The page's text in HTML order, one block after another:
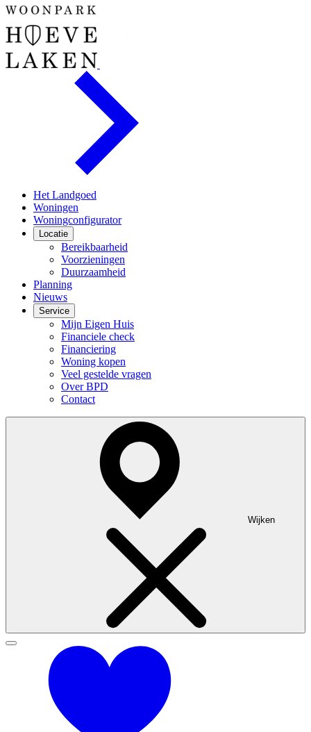
Het Landgoed
Woningen
Woningconfigurator
Locatie
Bereikbaarheid
Voorzieningen
Duurzaamheid
Planning
Nieuws
Service
Mijn Eigen Huis
Financiele check
Financiering
Woning kopen
Veel gestelde vragen
Over BPD
Contact
Wijken